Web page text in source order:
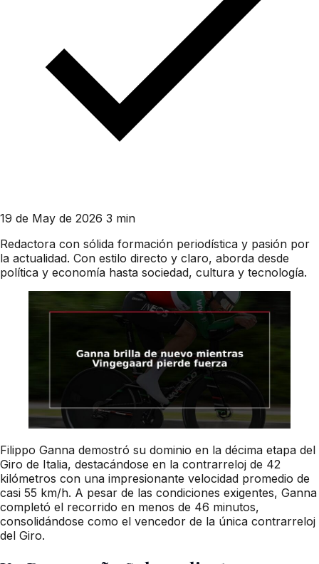
19 de May de 2026 3 min
Redactora con sólida formación periodística y pasión por
la actualidad. Con estilo directo y claro, aborda desde
política y economía hasta sociedad, cultura y tecnología.
Filippo Ganna demostró su dominio en la décima etapa del
Giro de Italia, destacándose en la contrarreloj de 42
kilómetros con una impresionante velocidad promedio de
casi 55 km/h. A pesar de las condiciones exigentes, Ganna
completó el recorrido en menos de 46 minutos,
consolidándose como el vencedor de la única contrarreloj
del Giro.